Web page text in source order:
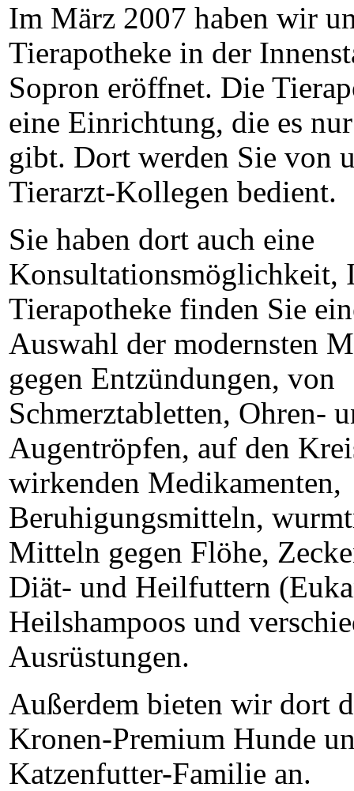
Im März 2007 haben wir
Tierapotheke in der
Sopron eröffnet. Die
eine Einrichtung, die es
gibt. Dort werden Sie von
Tierarzt-Kollegen bedient.
Sie haben dort auch eine
Konsultationsmöglichkeit,
Tierapotheke finden Sie
Auswahl der modernsten
gegen Entzündungen, von
Schmerztabletten, Ohren-
Augentröpfen, auf den
wirkenden Medikamenten,
Beruhigungsmitteln,
Mitteln gegen Flöhe,
Diät- und Heilfuttern
Heilshampoos und
Ausrüstungen.
Außerdem bieten wir dort
Kronen-Premium Hunde
Katzenfutter-Familie an.